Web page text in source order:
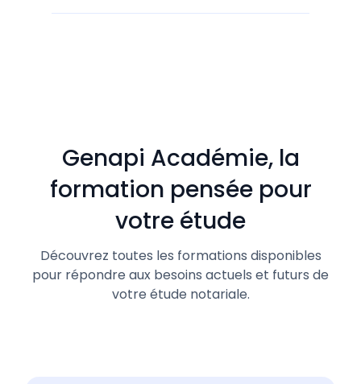
Genapi Académie, la
formation pensée pour
votre étude
Découvrez toutes les formations disponibles
pour répondre aux besoins actuels et futurs de
votre étude notariale.